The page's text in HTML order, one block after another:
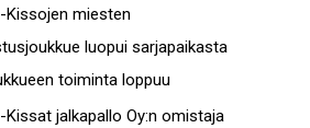
Kissojen miesten
luopui sarjapaikasta
toiminta loppuu
Kissat jalkapallo Oy:n omistaja